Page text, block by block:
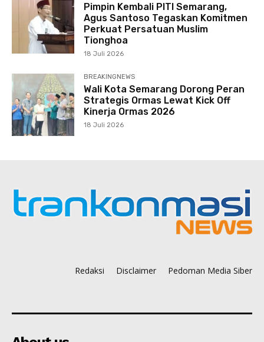
Pimpin Kembali PITI Semarang,
Agus Santoso Tegaskan Komitmen
Perkuat Persatuan Muslim
Tionghoa
18 Juli 2026
BREAKINGNEWS
Wali Kota Semarang Dorong Peran
Strategis Ormas Lewat Kick Off
Kinerja Ormas 2026
18 Juli 2026
Redaksi Disclaimer Pedoman Media Siber